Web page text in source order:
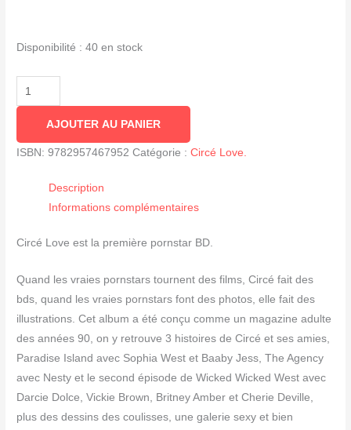
Disponibilité : 40 en stock
quantité
de
Magazine,
(English
AJOUTER AU PANIER
ISBN:9782957467952 Catégorie :Circé Love.
Description
Informations complémentaires
Circé Love est la première pornstar BD.
Quand les vraies pornstars tournent des films, Circé fait des
bds, quand les vraies pornstars font des photos, elle fait des
illustrations. Cet album a été conçu comme un magazine adulte
des années 90, on y retrouve 3 histoires de Circé et ses amies,
Paradise Island avec Sophia West et Baaby Jess, The Agency
avec Nesty et le second épisode de Wicked Wicked West avec
Darcie Dolce, Vickie Brown, Britney Amber et Cherie Deville,
plus des dessins des coulisses, une galerie sexy et bien